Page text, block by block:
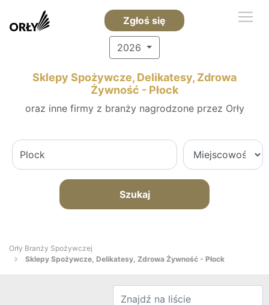
Zgłoś się
2026
Sklepy Spożywcze, Delikatesy, Zdrowa
Żywność - Płock
oraz inne firmy z branży nagrodzone przez Orły
Szukaj
Orły Branży Spożywczej
Sklepy Spożywcze, Delikatesy, Zdrowa Żywność - Płock